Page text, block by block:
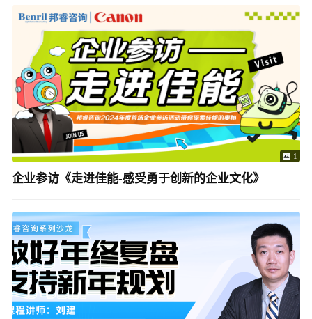
1
企业参访《走进佳能-感受勇于创新的企业文化》